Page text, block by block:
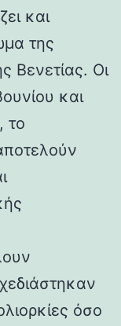
και
της
Βενετίας. Οι
και
το
όσο